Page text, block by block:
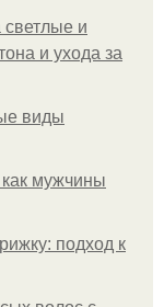
и
и ухода за
виды
мужчины
подход к